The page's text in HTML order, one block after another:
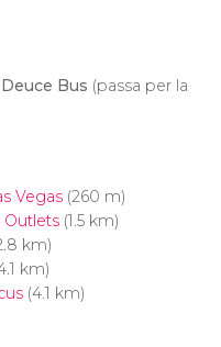
Bus (passa per la
Vegas(260 m)
Outlets(1.5 km)
km)
km)
(4.1 km)